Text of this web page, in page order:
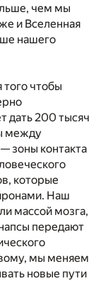
чем мы
и Вселенная
нашего
чтобы
дать 200 тысяч
между
зоны контакта
которые
Наш
массой мозга,
передают
мы меняем
новые пути